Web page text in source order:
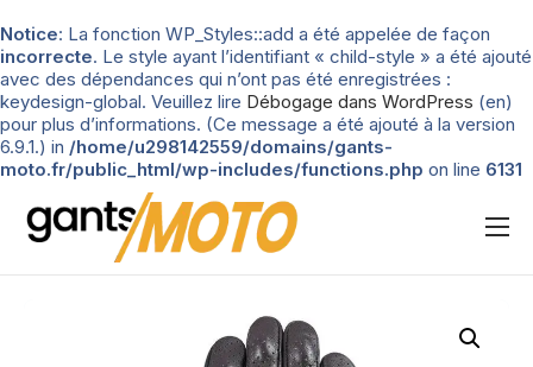
Notice: La fonction WP_Styles::add a été appelée de façon
incorrecte. Le style ayant l’identifiant « child-style » a été ajouté
avec des dépendances qui n’ont pas été enregistrées :
keydesign-global. Veuillez lire Débogage dans WordPress (en)
pour plus d’informations. (Ce message a été ajouté à la version
6.9.1.) in /home/u298142559/domains/gants-
moto.fr/public_html/wp-includes/functions.php on line 6131
Nos tests